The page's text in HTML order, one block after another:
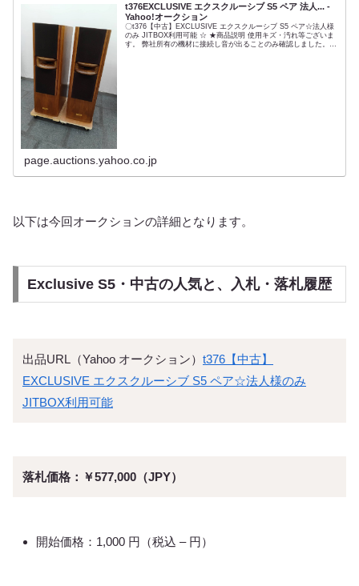
t376EXCLUSIVE エクスクルーシブ S5 ペア 法人... -
Yahoo!オークション
〇t376【中古】EXCLUSIVE エクスクルーシブ S5 ペア☆法人様
のみ JITBOX利用可能 ☆ ★商品説明 使用キズ・汚れ等ございま
す。 弊社所有の機材に接続し音が出ることのみ確認しました。
page.auctions.yahoo.co.jp
以下は今回オークションの詳細となります。
Exclusive S5・中古の人気と、入札・落札履歴
出品URL（Yahoo オークション） t376【中古】
EXCLUSIVE エクスクルーシブ S5 ペア☆法人様のみ
JITBOX利用可能
落札価格：￥577,000（JPY）
開始価格：1,000 円（税込 – 円）